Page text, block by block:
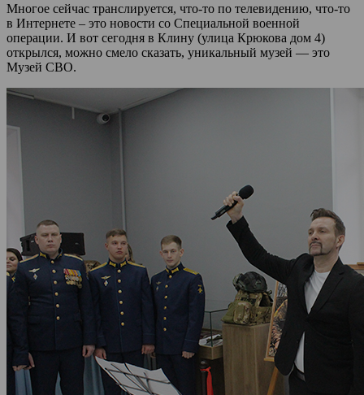
Многое сейчас транслируется, что-то по телевидению, что-то
в Интернете – это новости со Специальной военной
операции. И вот сегодня в Клину (улица Крюкова дом 4)
открылся, можно смело сказать, уникальный музей — это
Музей СВО.